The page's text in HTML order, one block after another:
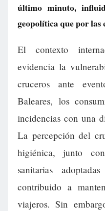
último minuto,
geopolítica que por las
El contexto
evidencia la
cruceros ante
Baleares, los
incidencias con una
La percepción del
higiénica, junto
sanitarias
contribuido a
viajeros. Sin